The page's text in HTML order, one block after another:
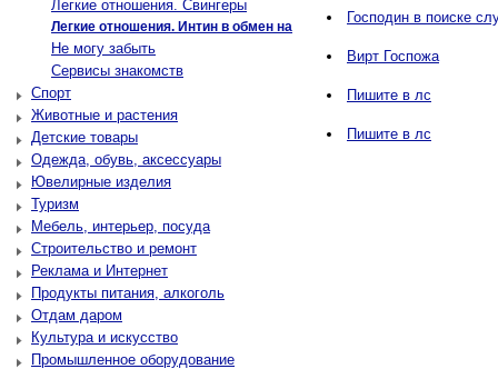
Легкие отношения. Свингеры
Легкие отношения. Интин в обмен на
Не могу забыть
Сервисы знакомств
Спорт
Животные и растения
Детские товары
Одежда, обувь, аксессуары
Ювелирные изделия
Туризм
Мебель, интерьер, посуда
Строительство и ремонт
Реклама и Интернет
Продукты питания, алкоголь
Отдам даром
Культура и искусство
Промышленное оборудование
Господин в поиске
Вирт Госпожа
Пишите в лс
Пишите в лс